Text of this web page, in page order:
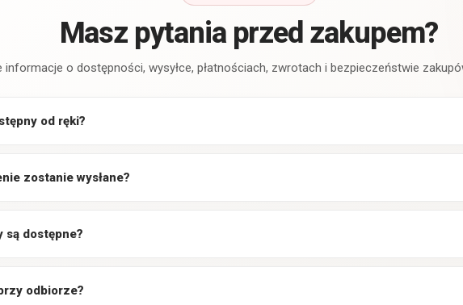
Masz pytania przed zakupem?
informacje o dostępności, wysyłce, płatnościach, zwrotach i bezpieczeństwie
od ręki?
zostanie wysłane?
są dostępne?
odbiorze?